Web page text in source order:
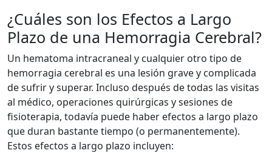
¿Cuáles son los Efectos a Largo
Plazo de una Hemorragia Cerebral?
Un hematoma intracraneal y cualquier otro tipo de
hemorragia cerebral es una lesión grave y complicada
de sufrir y superar. Incluso después de todas las visitas
al médico, operaciones quirúrgicas y sesiones de
fisioterapia, todavía puede haber efectos a largo plazo
que duran bastante tiempo (o permanentemente).
Estos efectos a largo plazo incluyen: